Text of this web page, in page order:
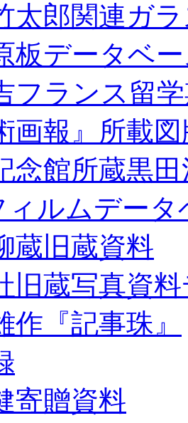
太郎関連ガ
板データベ
フランス留
画報』所載
念館所蔵黒
ィルムデータ
蔵旧蔵資料
旧蔵写真資
作『記事珠』
寄贈資料